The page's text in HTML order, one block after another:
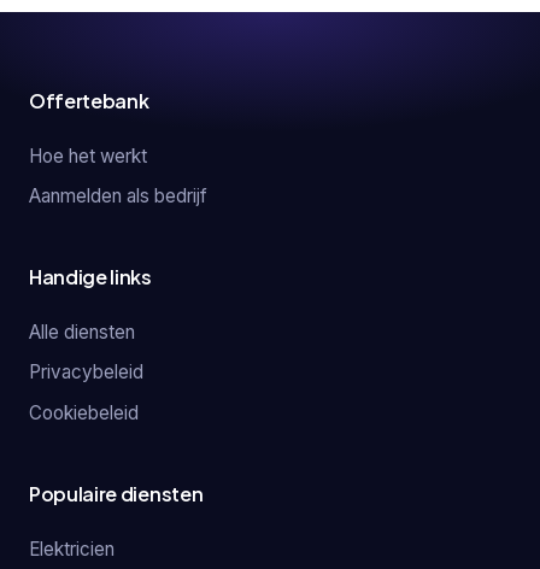
Offertebank
Hoe het werkt
Aanmelden als bedrijf
Handige links
Alle diensten
Privacybeleid
Cookiebeleid
Populaire diensten
Elektricien